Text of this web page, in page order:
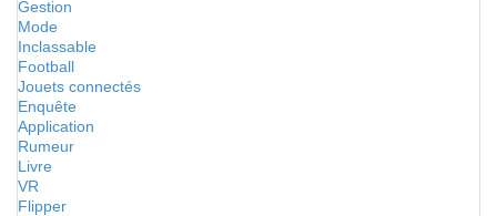
Gestion
Mode
Inclassable
Football
Jouets connectés
Enquête
Application
Rumeur
Livre
VR
Flipper